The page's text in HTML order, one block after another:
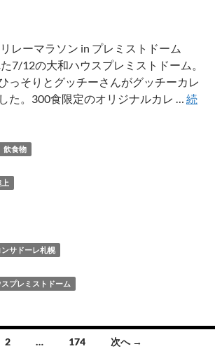
レーマラソン in プレミストドーム
7/12の大和ハウスプレミストドーム。
っそりとグッチーさんがグッチーカレ
た。300食限定のオリジナルカレ … 続
飲食物
サドーレ札幌
プレミストドーム
2 … 174 次へ →